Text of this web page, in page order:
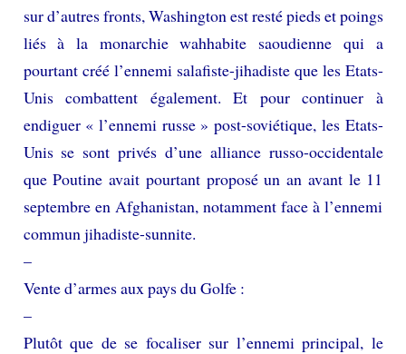
sur d’autres fronts, Washington est resté pieds et poings
liés à la monarchie wahhabite saoudienne qui a
pourtant créé l’ennemi salafiste-jihadiste que les Etats-
Unis combattent également. Et pour continuer à
endiguer « l’ennemi russe » post-soviétique, les Etats-
Unis se sont privés d’une alliance russo-occidentale
que Poutine avait pourtant proposé un an avant le 11
septembre en Afghanistan, notamment face à l’ennemi
commun jihadiste-sunnite.
–
Vente d’armes aux pays du Golfe :
–
Plutôt que de se focaliser sur l’ennemi principal, le